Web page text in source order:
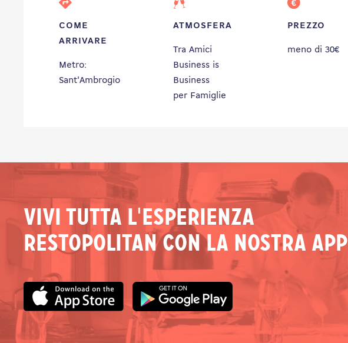
COME
ARRIVARE
Metro:
Sant'Ambrogio
ATMOSFERA
Tra Amici
Business is
Business
per Famiglie
PREZZO
meno di 30€
Vivi tutta l'esperienza
Restopolitan con la nostra app